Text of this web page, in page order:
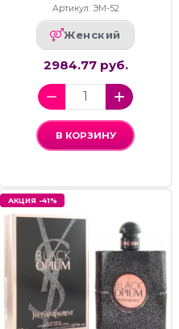
Артикул: ЭМ-52
Женский
2984.77 руб.
В КОРЗИНУ
АКЦИЯ -41%